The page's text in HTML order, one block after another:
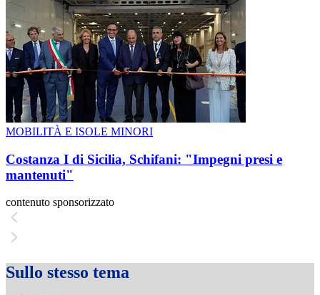
MOBILITÀ E ISOLE MINORI
Costanza I di Sicilia, Schifani: "Impegni presi e
mantenuti"
contenuto sponsorizzato
Sullo stesso tema